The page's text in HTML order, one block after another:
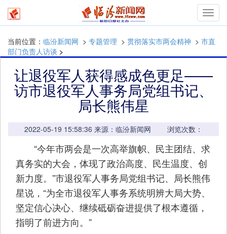
当前位置： 临汾新闻网 > 专题管理 > 贯彻落实市两会精神 > 市直
部门负责人访谈 >
让退役军人获得感成色更足——
访市退役军人事务局党组书记、
局长熊伟星
2022-05-19 15:58:36 来源：临汾新闻网 浏览次数：
“今年市两会是一次高举旗帜、民主团结、求
真务实的大会，体现了政治高度、民生温度、创
新力度。”市退役军人事务局党组书记、局长熊伟
星说，“为全市退役军人事务系统明辨大局大势、
坚定信心决心、继续砥砺奋进提供了根本遵循，
指明了前进方向。”